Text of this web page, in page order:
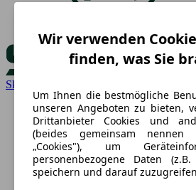
Skoda
Wir verwenden
finden, was Sie
Um Ihnen die bestmögliche
unseren Angeboten zu bieten,
Drittanbieter Cookies und
(beides gemeinsam nennen
„Cookies"), um
personenbezogene Daten
speichern und darauf